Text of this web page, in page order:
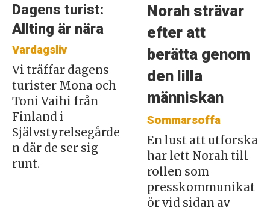
Dagens turist:
Allting är nära
Vardagsliv
Vi träffar dagens
turister Mona och
Toni Vaihi från
Finland i
Självstyrelsegårde
n där de ser sig
runt.
Norah strävar
efter att
berätta genom
den lilla
människan
Sommarsoffa
En lust att utforska
har lett Norah till
rollen som
presskommunikat
ör vid sidan av